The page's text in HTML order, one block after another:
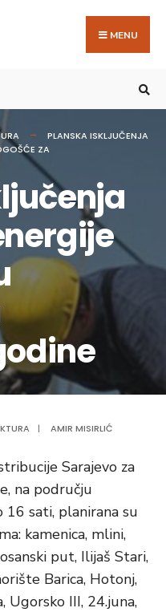
MENU
PLANSKA ISKLJUČENJA
ZA
| AMIR MISIRLIĆ
Sarajevo za
na području
sati, planirana su
kamenica, mlini,
put, Ilijaš Stari,
Barica, Hotonj,
Ugorsko III, 24.juna,